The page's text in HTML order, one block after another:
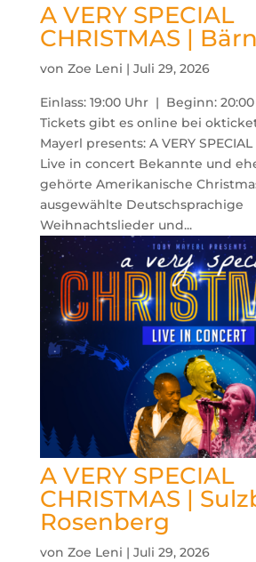
A VERY SPECIAL
CHRISTMAS |
von Zoe Leni | Juli 29, 2026
Einlass: 19:00 Uhr | Beginn: 20:00
Tickets gibt es online bei
Mayerl presents: A VERY SPECIAL
Live in concert Bekannte und
gehörte Amerikanische
ausgewählte Deutschsprachige
Weihnachtslieder und...
A VERY SPECIAL
CHRISTMAS |
Rosenberg
von Zoe Leni | Juli 29, 2026